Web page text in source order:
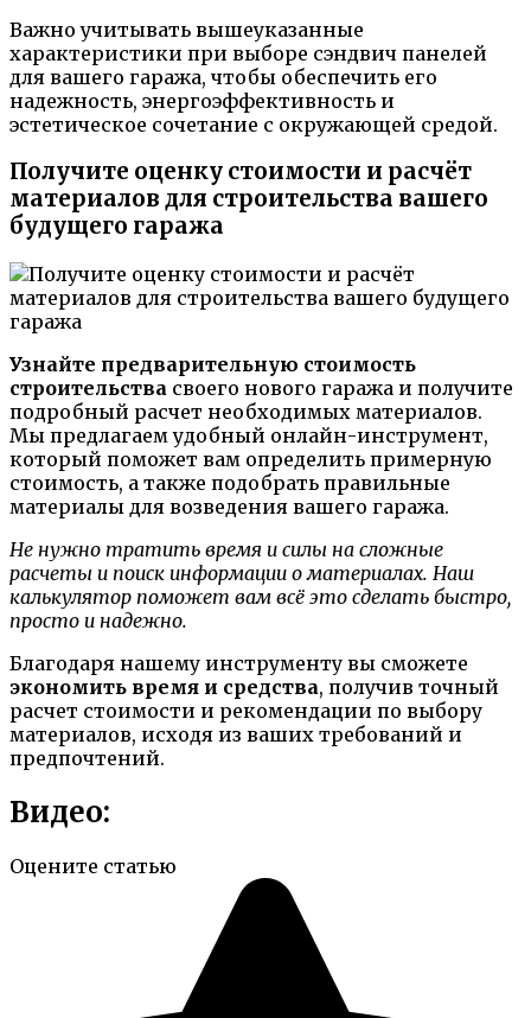
Важно учитывать вышеуказанные
характеристики при выборе сэндвич панелей
для вашего гаража, чтобы обеспечить его
надежность, энергоэффективность и
эстетическое сочетание с окружающей средой.
Получите оценку стоимости и расчёт
материалов для строительства вашего
будущего гаража
Узнайте предварительную стоимость
строительства своего нового гаража и получите
подробный расчет необходимых материалов.
Мы предлагаем удобный онлайн-инструмент,
который поможет вам определить примерную
стоимость, а также подобрать правильные
материалы для возведения вашего гаража.
Не нужно тратить время и силы на сложные
расчеты и поиск информации о материалах. Наш
калькулятор поможет вам всё это сделать быстро,
просто и надежно.
Благодаря нашему инструменту вы сможете
экономить время и средства, получив точный
расчет стоимости и рекомендации по выбору
материалов, исходя из ваших требований и
предпочтений.
Видео:
Оцените статью